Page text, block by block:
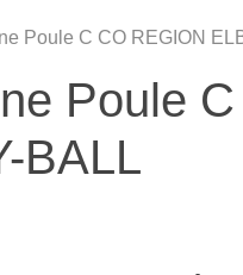
Poule C CO REGION
Poule
BALL